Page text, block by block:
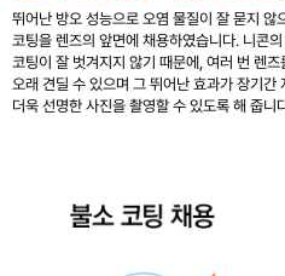
뛰어난 방오 성능으로 오염 물질이 잘 묻지 않
코팅을 렌즈의 앞면에 채용하였습니다. 니콘
코팅이 잘 벗겨지지 않기 때문에, 여러 번 렌
오래 견딜 수 있으며 그 뛰어난 효과가 장기간
더욱 선명한 사진을 촬영할 수 있도록 해 줍니